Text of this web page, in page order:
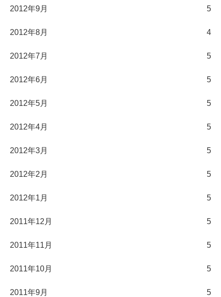
2012年9月 5
2012年8月 4
2012年7月 5
2012年6月 5
2012年5月 5
2012年4月 5
2012年3月 5
2012年2月 5
2012年1月 5
2011年12月 5
2011年11月 5
2011年10月 5
2011年9月 5